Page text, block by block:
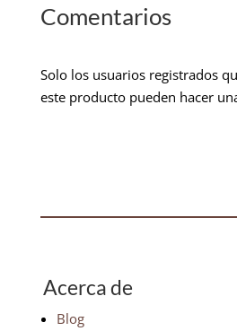
Comentarios
Solo los usuarios registrados
este producto pueden hacer
Acerca de
Blog